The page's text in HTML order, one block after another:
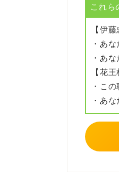
く希望
たとえ
「地域
ならな
最終的
と伝え
これら
【伊
・あ
・あ
【花
・こ
・あ